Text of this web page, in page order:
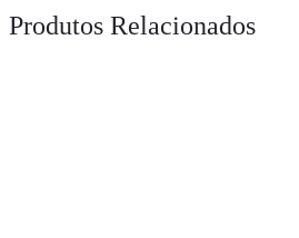
Produtos Relacionados